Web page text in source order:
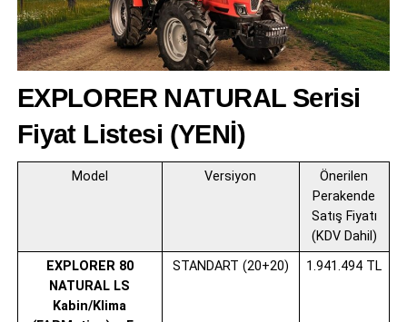
EXPLORER NATURAL Serisi
Fiyat Listesi (YENİ)
Model Versiyon
Önerilen
Perakende
Satış Fiyatı
(KDV Dahil)
EXPLORER 80
NATURAL LS
Kabin/Klima
STANDART (20+20) 1.941.494 TL